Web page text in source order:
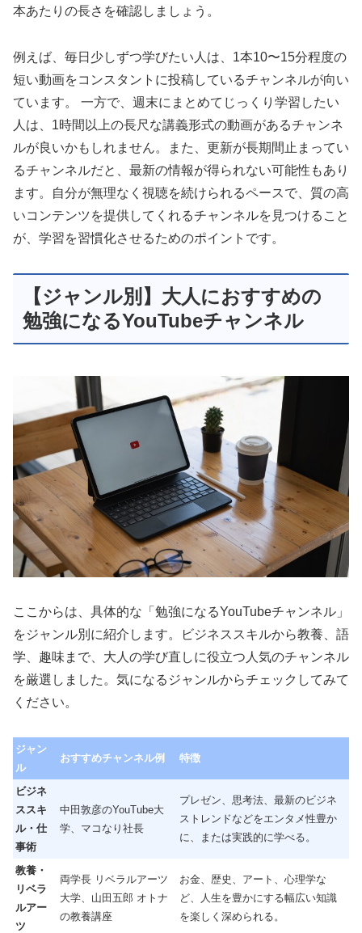
本あたりの長さを確認しましょう。
例えば、毎日少しずつ学びたい人は、1本10〜15分程度の
短い動画をコンスタントに投稿しているチャンネルが向い
ています。 一方で、週末にまとめてじっくり学習したい
人は、1時間以上の長尺な講義形式の動画があるチャンネ
ルが良いかもしれません。また、更新が長期間止まってい
るチャンネルだと、最新の情報が得られない可能性もあり
ます。自分が無理なく視聴を続けられるペースで、質の高
いコンテンツを提供してくれるチャンネルを見つけること
が、学習を習慣化させるためのポイントです。
【ジャンル別】大人におすすめの
勉強になるYouTubeチャンネル
ここからは、具体的な「勉強になるYouTubeチャンネル」
をジャンル別に紹介します。ビジネススキルから教養、語
学、趣味まで、大人の学び直しに役立つ人気のチャンネル
を厳選しました。気になるジャンルからチェックしてみて
ください。
ジャン
ル
おすすめチャンネル例 特徴
ビジネ
ススキ
ル・仕
事術
中田敦彦のYouTube大
学、マコなり社長
プレゼン、思考法、最新のビジネ
ストレンドなどをエンタメ性豊か
に、または実践的に学べる。
教養・
リベラ
ルアー
ツ
両学長 リベラルアーツ
大学、山田五郎 オトナ
の教養講座
お金、歴史、アート、心理学な
ど、人生を豊かにする幅広い知識
を楽しく深められる。